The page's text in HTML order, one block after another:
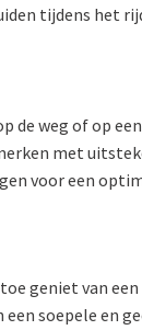
tijdens het
de weg of op
met
voor een
geniet van
soepele en